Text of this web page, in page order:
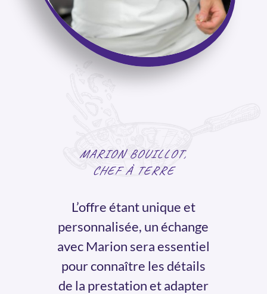
MARION BOUILLOT,
CHEF À TERRE
L’offre étant unique et
personnalisée, un échange
avec Marion sera essentiel
pour connaître les détails
de la prestation et adapter